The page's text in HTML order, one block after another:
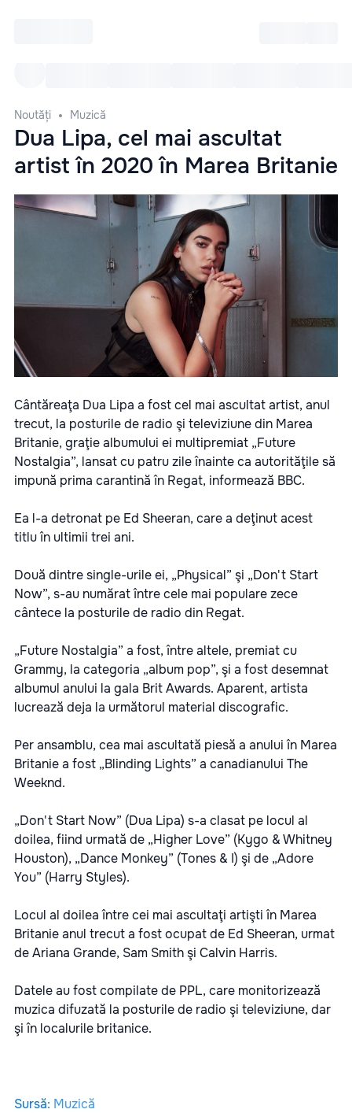
Noutăți Muzică
Dua Lipa, cel mai ascultat
artist în 2020 în Marea Britanie
Cântăreaţa Dua Lipa a fost cel mai ascultat artist, anul
trecut, la posturile de radio şi televiziune din Marea
Britanie, graţie albumului ei multipremiat „Future
Nostalgia”, lansat cu patru zile înainte ca autorităţile să
impună prima carantină în Regat, informează BBC.
Ea l-a detronat pe Ed Sheeran, care a deţinut acest
titlu în ultimii trei ani.
Două dintre single-urile ei, „Physical” şi „Don't Start
Now”, s-au numărat între cele mai populare zece
cântece la posturile de radio din Regat.
„Future Nostalgia” a fost, între altele, premiat cu
Grammy, la categoria „album pop”, şi a fost desemnat
albumul anului la gala Brit Awards. Aparent, artista
lucrează deja la următorul material discografic.
Per ansamblu, cea mai ascultată piesă a anului în Marea
Britanie a fost „Blinding Lights” a canadianului The
Weeknd.
„Don't Start Now” (Dua Lipa) s-a clasat pe locul al
doilea, fiind urmată de „Higher Love” (Kygo & Whitney
Houston), „Dance Monkey” (Tones & I) şi de „Adore
You” (Harry Styles).
Locul al doilea între cei mai ascultaţi artişti în Marea
Britanie anul trecut a fost ocupat de Ed Sheeran, urmat
de Ariana Grande, Sam Smith şi Calvin Harris.
Datele au fost compilate de PPL, care monitorizează
muzica difuzată la posturile de radio şi televiziune, dar
şi în localurile britanice.
Sursă: Muzică